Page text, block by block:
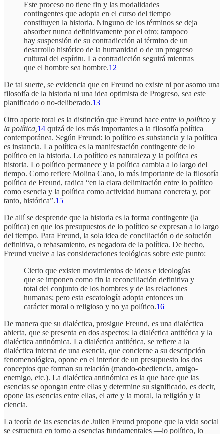
Este proceso no tiene fin y las modalidades
contingentes que adopta en el curso del tiempo
constituyen la historia. Ninguno de los términos se deja
absorber nunca definitivamente por el otro; tampoco
hay suspensión de su contradicción al término de un
desarrollo histórico de la humanidad o de un progreso
cultural del espíritu. La contradicción seguirá mientras
que el hombre sea hombre.12
De tal suerte, se evidencia que en Freund no existe ni por asomo una
filosofía de la historia ni una idea optimista de Progreso, sea este
planificado o no-deliberado.13
Otro aporte toral es la distinción que Freund hace entre lo político y
la política,14 quizá de los más importantes a la filosofía política
contemporánea. Según Freund: lo político es substancia y la política
es instancia. La política es la manifestación contingente de lo
político en la historia. Lo político es naturaleza y la política es
historia. Lo político permanece y la política cambia a lo largo del
tiempo. Como refiere Molina Cano, lo más importante de la filosofía
política de Freund, radica “en la clara delimitación entre lo político
como esencia y la política como actividad humana concreta y, por
tanto, histórica”.15
De allí se desprende que la historia es la forma contingente (la
política) en que los presupuestos de lo político se expresan a lo largo
del tiempo. Para Freund, la sola idea de conciliación o de solución
definitiva, o rebasamiento, es negadora de la política. De hecho,
Freund vuelve a las consideraciones teológicas sobre este punto:
Cierto que existen movimientos de ideas e ideologías
que se imponen como fin la reconciliación definitiva y
total del conjunto de los hombres y de las relaciones
humanas; pero esta escatología adopta entonces un
carácter moral o religioso y no ya político.16
De manera que su dialéctica, prosigue Freund, es una dialéctica
abierta, que se presenta en dos aspectos: la dialéctica antitética y la
dialéctica antinómica. La dialéctica antitética, se refiere a la
dialéctica interna de una esencia, que concierne a su descripción
fenomenológica, opone en el interior de un presupuesto los dos
conceptos que forman su relación (mando-obediencia, amigo-
enemigo, etc.). La dialéctica antinómica es la que hace que las
esencias se opongan entre ellas y determine su significado, es decir,
opone las esencias entre ellas, el arte y la moral, la religión y la
ciencia.
La teoría de las esencias de Julien Freund propone que la vida social
se estructura en torno a esencias fundamentales —lo político, lo